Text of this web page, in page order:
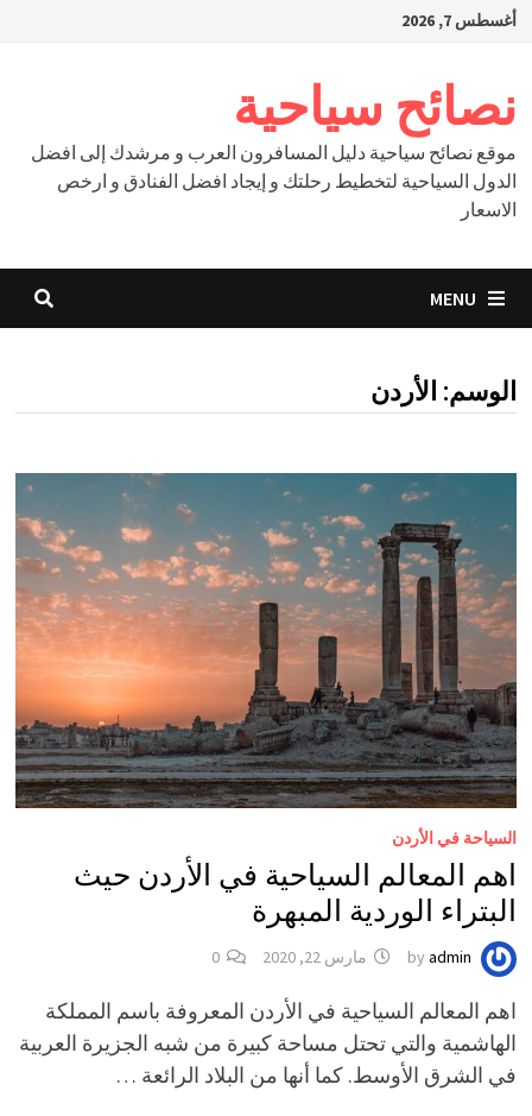
Skipأغسطس 7, 2026
نصائح سياحية
موقع نصائح سياحية دليل المسافرون العرب و مرشدك إلى افضل
الدول السياحية لتخطيط رحلتك و إيجاد افضل الفنادق و ارخص
الاسعار
MENU
الوسم: الأردن
السياحة في الأردن
اهم المعالم السياحية في الأردن حيث
البتراء الوردية المبهرة
byadmin مارس 22, 2020 0
اهم المعالم السياحية في الأردن المعروفة باسم المملكة
الهاشمية والتي تحتل مساحة كبيرة من شبه الجزيرة العربية
في الشرق الأوسط. كما أنها من البلاد الرائعة …